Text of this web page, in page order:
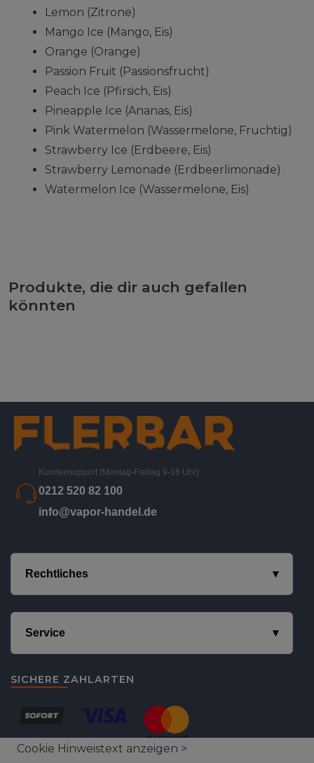
Lemon (Zitrone)
Mango Ice (Mango, Eis)
Orange (Orange)
Passion Fruit (Passionsfrucht)
Peach Ice (Pfirsich, Eis)
Pineapple Ice (Ananas, Eis)
Pink Watermelon (Wassermelone, Fruchtig)
Strawberry Ice (Erdbeere, Eis)
Strawberry Lemonade (Erdbeerlimonade)
Watermelon Ice (Wassermelone, Eis)
Produkte, die dir auch gefallen
könnten
Kundensupport (Montag-Freitag 9-16 Uhr)
0212 520 82 100
info@vapor-handel.de
Rechtliches
Service
SICHERE ZAHLARTEN
Cookie Hinweistext anzeigen >